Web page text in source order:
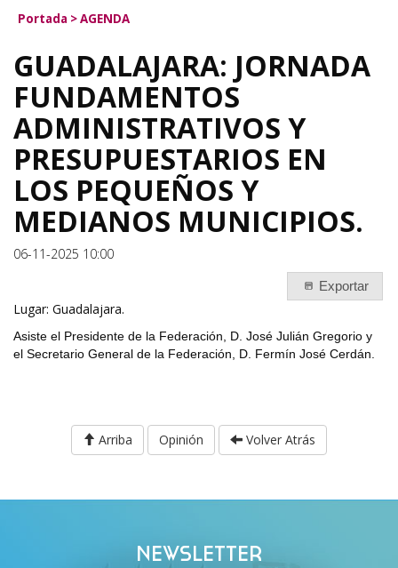
Portada >AGENDA
GUADALAJARA: JORNADA
FUNDAMENTOS
ADMINISTRATIVOS Y
PRESUPUESTARIOS EN
LOS PEQUEÑOS Y
MEDIANOS MUNICIPIOS.
06-11-2025 10:00
Exportar
Lugar: Guadalajara.
Asiste el Presidente de la Federación, D. José Julián Gregorio y
el Secretario General de la Federación, D. Fermín José Cerdán.
Arriba Opinión Volver Atrás
NEWSLETTER